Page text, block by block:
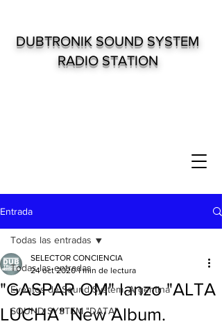
DUBTRONIK SOUND SYSTEM
RADIO STATION
Entrada
Todas las entradas
Eventos de Sound System. Argentina
SOUND SYSTEM "DATA"
Todas las entradas
"GASPAR OM" lanzo "ALTA
LUCHA" New Album.
SELECTOR CONCIENCIA
24 oct 2020 1 min de lectura